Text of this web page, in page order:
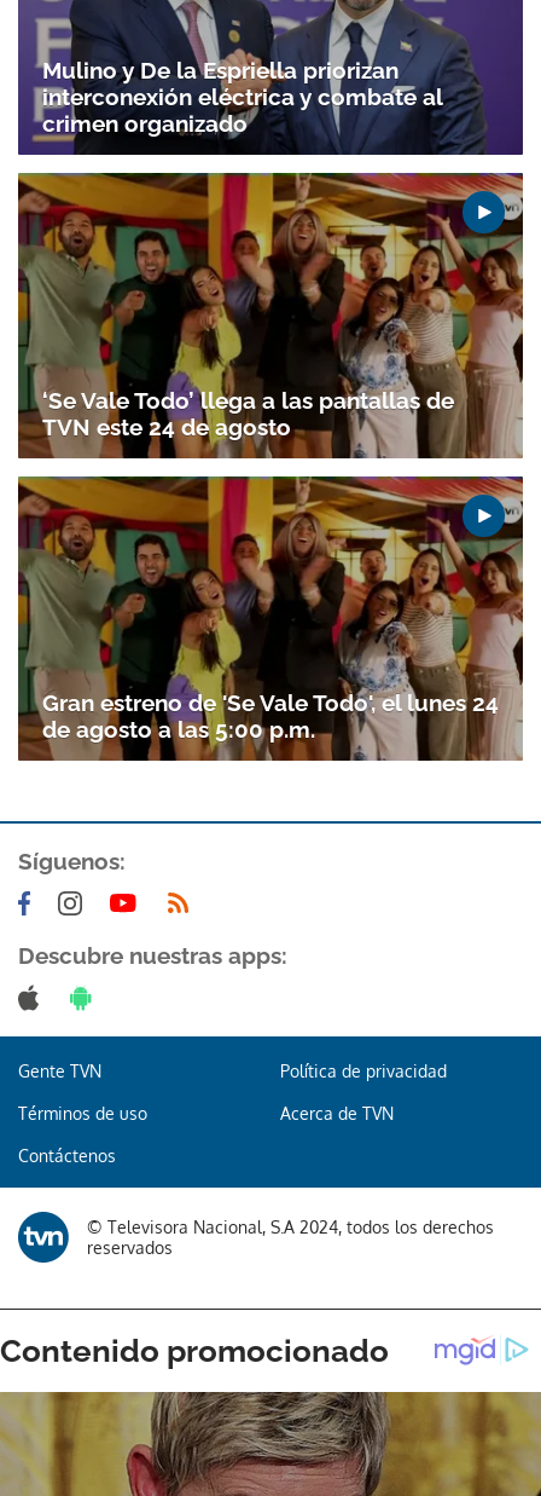
ACEPTAR
Mulino y De la Espriella priorizan
interconexión eléctrica y combate al
crimen organizado
‘Se Vale Todo’ llega a las pantallas de
TVN este 24 de agosto
Gran estreno de 'Se Vale Todo', el lunes 24
de agosto a las 5:00 p.m.
Síguenos:
Descubre nuestras apps:
Gente TVN Política de privacidad
Términos de uso Acerca de TVN
Contáctenos
© Televisora Nacional, S.A 2024, todos los derechos
reservados